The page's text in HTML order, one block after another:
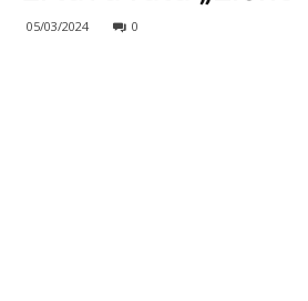
05/03/2024 0